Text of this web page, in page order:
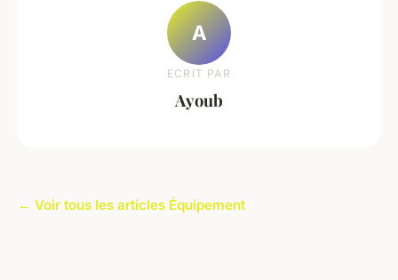
A
ECRIT PAR
Ayoub
← Voir tous les articles Équipement